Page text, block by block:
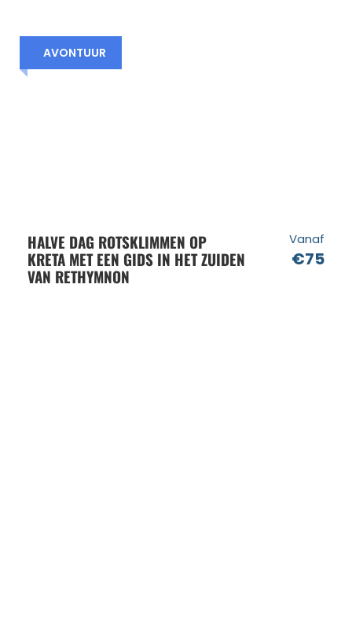
AVONTUUR
HALVE DAG ROTSKLIMMEN OP
KRETA MET EEN GIDS IN HET ZUIDEN
VAN RETHYMNON
Vanaf
€75